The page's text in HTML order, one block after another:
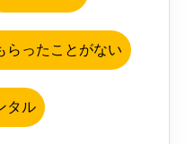
らったことがない
タル